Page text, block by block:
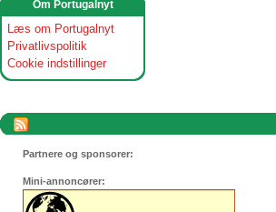
Om Portugalnyt
Læs om Portugalnyt
Privatlivspolitik
Cookie indstillinger
Partnere og sponsorer:
Mini-annoncører: